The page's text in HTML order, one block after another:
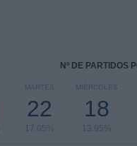
Nº DE PARTIDOS
MARTES
22
17.05%
MIÉRCOLES
18
13.95%